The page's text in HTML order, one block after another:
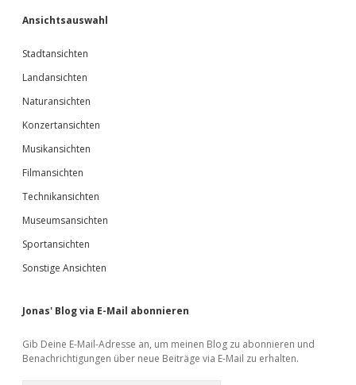
Ansichtsauswahl
Stadtansichten
Landansichten
Naturansichten
Konzertansichten
Musikansichten
Filmansichten
Technikansichten
Museumsansichten
Sportansichten
Sonstige Ansichten
Jonas' Blog via E-Mail abonnieren
Gib Deine E-Mail-Adresse an, um meinen Blog zu abonnieren und
Benachrichtigungen über neue Beiträge via E-Mail zu erhalten.